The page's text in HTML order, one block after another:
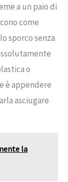
a un paio di
come
sporco senza
o
è appendere
asciugare
la